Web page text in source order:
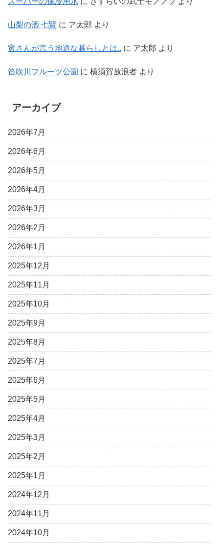
山梨の酒 七賢 に ア太郎 より
寅さんが言う地道な暮らしとは.. に ア太郎 より
笛吹川フルーツ公園 に 横須賀放浪者 より
アーカイブ
2026年7月
2026年6月
2026年5月
2026年4月
2026年3月
2026年2月
2026年1月
2025年12月
2025年11月
2025年10月
2025年9月
2025年8月
2025年7月
2025年6月
2025年5月
2025年4月
2025年3月
2025年2月
2025年1月
2024年12月
2024年11月
2024年10月